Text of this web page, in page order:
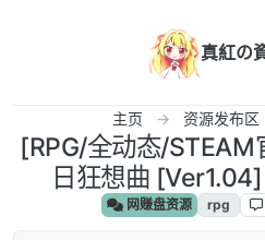
真紅の
主页 资源发布区
[RPG/全动态/
日狂想曲
网赚盘资源 rpg